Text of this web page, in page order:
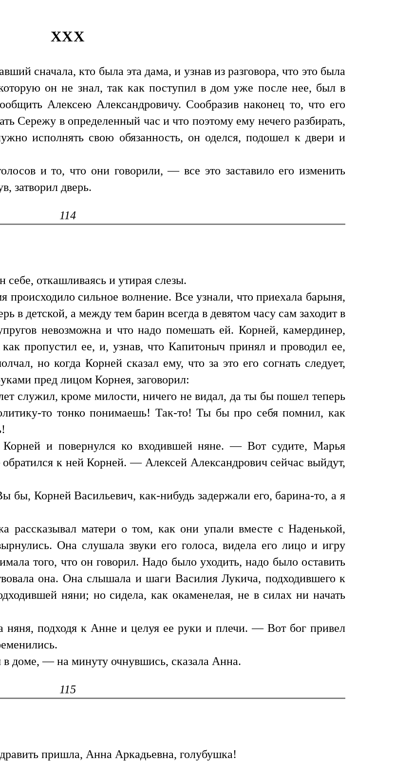
XXX
сначала, кто была эта дама, и узнав из разговора, что это была
он не знал, так как поступил в дом уже после нее, был в
Алексею Александровичу. Сообразив наконец то, что его
Сережу в определенный час и что поэтому ему нечего разбирать,
исполнять свою обязанность, он оделся, подошел к двери и
и то, что они говорили, — все это заставило его изменить
затворил дверь.
114
откашливаясь и утирая слезы.
сильное волнение. Все узнали, что приехала барыня,
в детской, а между тем барин всегда в девятом часу сам заходит в
невозможна и что надо помешать ей. Корней, камердинер,
пропустил ее, и, узнав, что Капитоныч принял и проводил ее,
но когда Корней сказал ему, что за это его согнать следует,
пред лицом Корнея, заговорил:
служил, кроме милости, ничего не видал, да ты бы пошел теперь
то тонко понимаешь! Так-то! Ты бы про себя помнил, как
и повернулся ко входившей няне. — Вот судите, Марья
к ней Корней. — Алексей Александрович сейчас выйдут,
Корней Васильевич, как-нибудь задержали его, барина-то, а я
рассказывал матери о том, как они упали вместе с Наденькой,
Она слушала звуки его голоса, видела его лицо и игру
того, что он говорил. Надо было уходить, надо было оставить
она. Она слышала и шаги Василия Лукича, подходившего к
няни; но сидела, как окаменелая, не в силах ни начать
подходя к Анне и целуя ее руки и плечи. — Вот бог привел
доме, — на минуту очнувшись, сказала Анна.
115
пришла, Анна Аркадьевна, голубушка!